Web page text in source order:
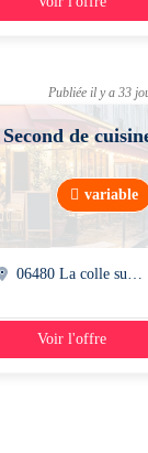
40h/semaine
Publiée il y a 33
Second de
variable
35h/semaine
Voir l'offre